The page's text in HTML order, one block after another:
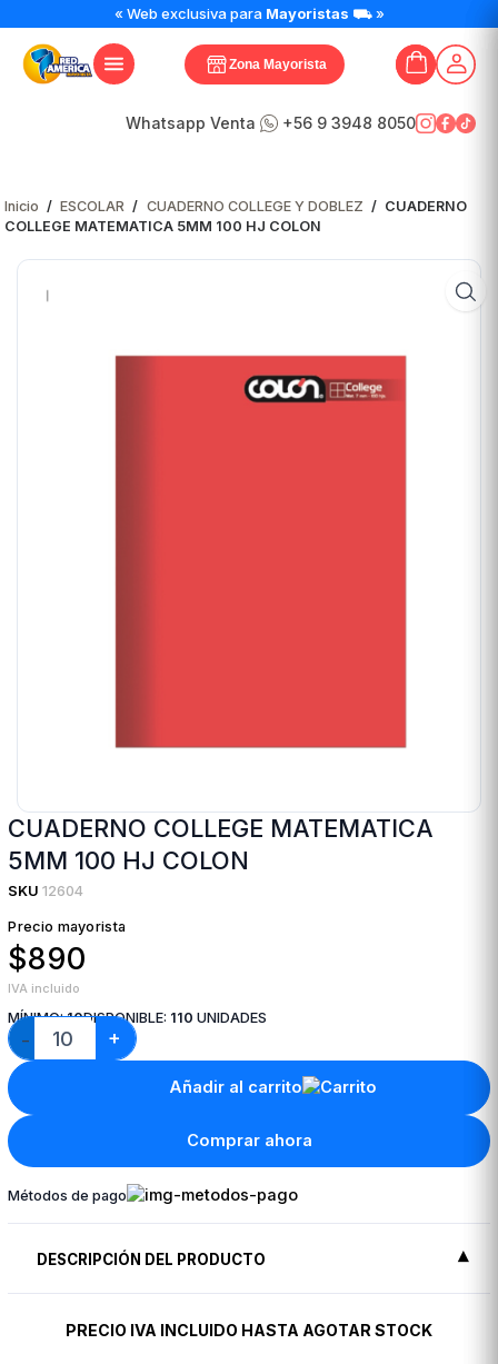
« Web exclusiva para Mayoristas ⛟ »
Zona Mayorista
Whatsapp Venta +56 9 3948 8050
Inicio / ESCOLAR / CUADERNO COLLEGE Y DOBLEZ / CUADERNO
COLLEGE MATEMATICA 5MM 100 HJ COLON
CUADERNO COLLEGE MATEMATICA
5MM 100 HJ COLON
SKU 12604
Precio mayorista
$890
IVA incluido
MÍNIMO:10DISPONIBLE: 110 UNIDADES
−
CUADERNO
COLLEGE
MATEMATICA
5MM
+
Añadir al carrito
Comprar ahora
Métodos de pago
DESCRIPCIÓN DEL PRODUCTO
PRECIO IVA INCLUIDO HASTA AGOTAR STOCK